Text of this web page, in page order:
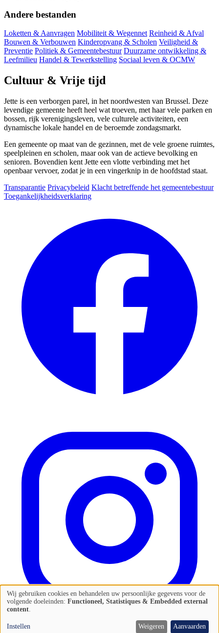
Andere bestanden
Loketten & Aanvragen Mobiliteit & Wegennet Reinheid & Afval
Bouwen & Verbouwen Kinderopvang & Scholen Veiligheid &
Preventie Politiek & Gemeentebestuur Duurzame ontwikkeling &
Leefmilieu Handel & Tewerkstelling Sociaal leven & OCMW
Cultuur & Vrije tijd
Jette is een verborgen parel, in het noordwesten van Brussel. Deze
levendige gemeente heeft heel wat troeven, met haar vele parken en
bossen, rijk verenigingsleven, vele culturele activiteiten, een
dynamische lokale handel en de beroemde zondagsmarkt.
Een gemeente op maat van de gezinnen, met de vele groene ruimtes,
speelpleinen en scholen, maar ook van de actieve bevolking en
senioren. Bovendien kent Jette een vlotte verbinding met het
openbaar vervoer, zodat je in een vingerknip in de hoofdstad staat.
Transparantie Privacybeleid Klacht betreffende het gemeentebestuur
Toegankelijkheidsverklaring
Gebruik
van
persoonlijke
Wij gebruiken cookies en behandelen uw persoonlijke gegevens voor de
volgende doeleinden: Functioneel, Statistiques & Embedded external
content
Instellen Weigeren Aanvaarden